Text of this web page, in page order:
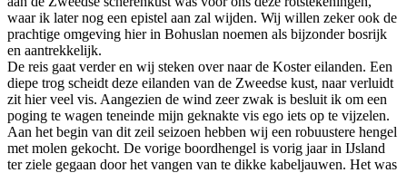
waar ik later nog een epistel aan zal wijden. Wij willen zeker ook de
prachtige omgeving hier in Bohuslan noemen als bijzonder bosrijk
en aantrekkelijk.
De reis gaat verder en wij steken over naar de Koster eilanden. Een
diepe trog scheidt deze eilanden van de Zweedse kust, naar verluidt
zit hier veel vis. Aangezien de wind zeer zwak is besluit ik om een
poging te wagen teneinde mijn geknakte vis ego iets op te vijzelen.
Aan het begin van dit zeil seizoen hebben wij een robuustere hengel
met molen gekocht. De vorige boordhengel is vorig jaar in IJsland
ter ziele gegaan door het vangen van te dikke kabeljauwen. Het was